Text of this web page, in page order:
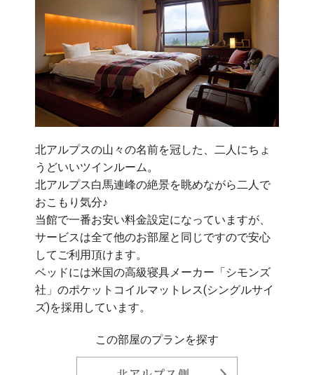
北アルプスの山々の名前を冠した、二人にちょ
うどいいツインルーム。
北アルプス白馬連峰の絶景を眺めながら二人で
おこもり気分♪
当館で一番お安い料金設定になっていますが、
サービスは全て他のお部屋と同じですので安心
してご利用頂けます。
ベッドには米国の高級寝具メーカー「シモンズ
社」のポケットコイルマットレス(シングルサイ
ズ)を採用しています。
この部屋のプランを探す